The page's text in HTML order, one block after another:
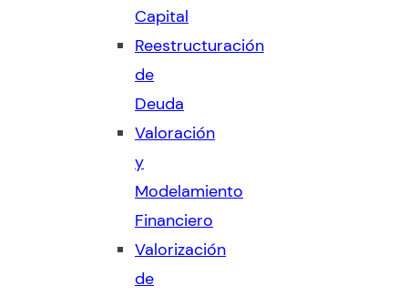
Capital
Reestructuración
de
Deuda
Valoración
y
Modelamiento
Financiero
Valorización
de